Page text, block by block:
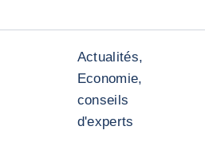
Actualités,
Economie,
conseils
d'experts